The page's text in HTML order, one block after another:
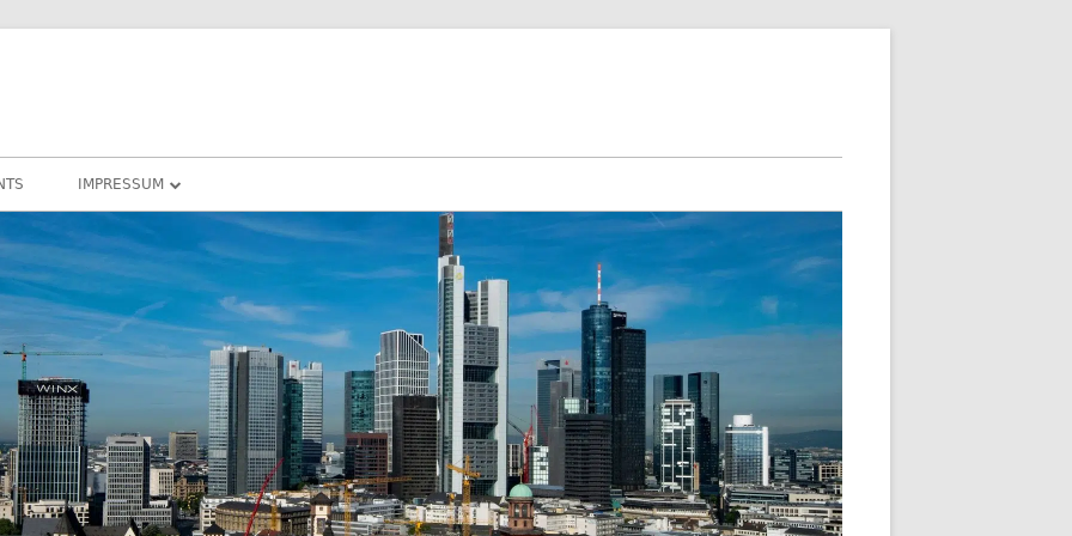
DARMSTADT
RHEIN-MAIN
IMPRESSUM
DATENSCHUTZ
COOKIE – RICHTLINIEN